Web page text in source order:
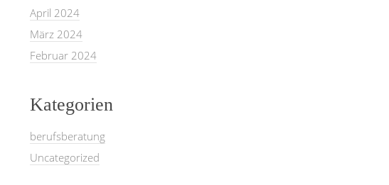
April 2024
März 2024
Februar 2024
Kategorien
berufsberatung
Uncategorized